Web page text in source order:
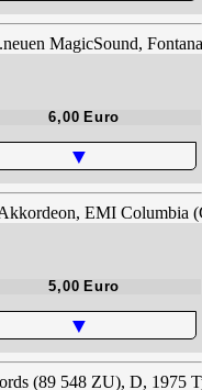
6,00 Euro
▼
5,00 Euro
▼